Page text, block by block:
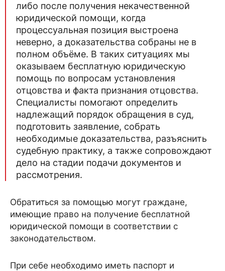
либо после получения некачественной
юридической помощи, когда
процессуальная позиция выстроена
неверно, а доказательства собраны не в
полном объёме. В таких ситуациях мы
оказываем бесплатную юридическую
помощь по вопросам установления
отцовства и факта признания отцовства.
Специалисты помогают определить
надлежащий порядок обращения в суд,
подготовить заявление, собрать
необходимые доказательства, разъяснить
судебную практику, а также сопровождают
дело на стадии подачи документов и
рассмотрения.
Обратиться за помощью могут граждане,
имеющие право на получение бесплатной
юридической помощи в соответствии с
законодательством.
При себе необходимо иметь паспорт и